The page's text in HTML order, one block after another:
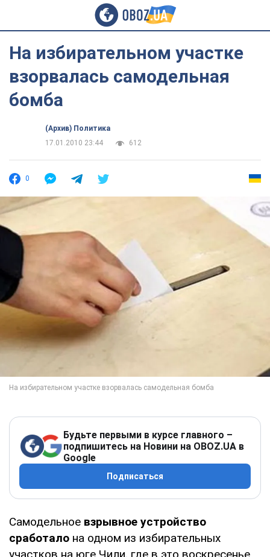
На избирательном участке
взорвалась самодельная
бомба
(Архив) Политика
17.01.2010 23:44
612
0
Будьте первыми в курсе главного –
подпишитесь на Новини на OBOZ.UA в
Google
Подписаться
Самодельное взрывное устройство
сработало на одном из избирательных
участков на юге Чили, где в это воскресенье